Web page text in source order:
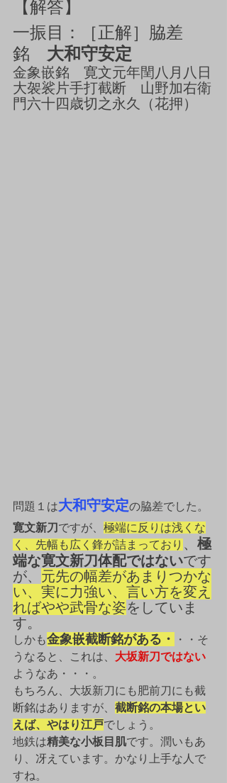
【解答】
一振目：［正解］ 脇差
銘 大和守安定
金象嵌銘　寛文元年閏八月八日
大袈裟片手打截断　山野加右衛
門六十四歳切之永久（花押）
問題１は大和守安定の脇差でした。
寛文新刀 ですが、 極端に反りは浅くな
く、先幅も広く鋒が詰まっており 、 極
端な寛文新刀体配ではないです
が、 元先の幅差があまりつかな
い、実に力強い、言い方を変え
ればやや武骨な姿をしていま
す。
しかも金象嵌截断銘がある・
・・そ
うなると、これは、 大坂新刀ではない
ようなあ・・・。
もちろん、大坂新刀にも肥前刀にも截
断銘はありますが、 截断銘の本場とい
えば、やはり江戸でしょう。
地鉄は精美な小板目肌です。潤いもあ
り、冴えています。かなり上手な人で
すね。